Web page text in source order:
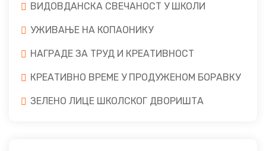
ВИДОВДАНСКА СВЕЧАНОСТ У ШКОЛИ
УЖИВАЊЕ НА КОПАОНИКУ
НАГРАДЕ ЗА ТРУД И КРЕАТИВНОСТ
КРЕАТИВНО ВРЕМЕ У ПРОДУЖЕНОМ БОРАВКУ
ЗЕЛЕНО ЛИЦЕ ШКОЛСКОГ ДВОРИШТА